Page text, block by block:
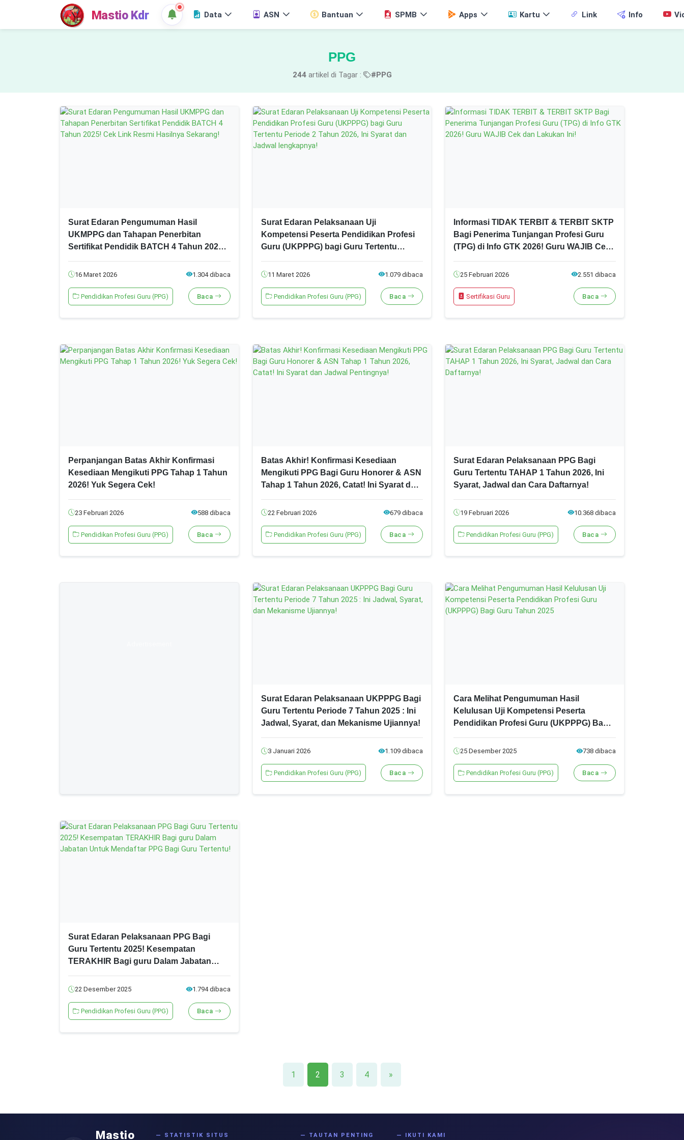
Mastio Kdr Data ASN Bantuan SPMB Apps Kartu Link Info
PPG
244artikel di Tagar : #PPG
Surat Edaran Pengumuman Hasil
UKMPPG dan Tahapan Penerbitan
Sertifikat Pendidik BATCH 4 Tahun 2025!
16 Maret 2026 1.304 dibaca
Pendidikan Profesi Guru (PPG) Baca
Surat Edaran Pelaksanaan Uji
Kompetensi Peserta Pendidikan Profesi
Guru (UKPPPG) bagi Guru Tertentu
Jadwal lengkapnya!
11 Maret 2026 1.079 dibaca
Pendidikan Profesi Guru (PPG) Baca
Informasi TIDAK TERBIT & TERBIT SKTP
Bagi Penerima Tunjangan Profesi Guru
(TPG) di Info GTK 2026! Guru WAJIB Cek
25 Februari 2026 2.551 dibaca
Sertifikasi Guru Baca
Perpanjangan Batas Akhir Konfirmasi
Kesediaan Mengikuti PPG Tahap 1 Tahun
2026! Yuk Segera Cek!
23 Februari 2026 588 dibaca
Pendidikan Profesi Guru (PPG) Baca
Batas Akhir! Konfirmasi Kesediaan
Mengikuti PPG Bagi Guru Honorer & ASN
Tahap 1 Tahun 2026, Catat! Ini Syarat dan
22 Februari 2026 679 dibaca
Pendidikan Profesi Guru (PPG) Baca
Surat Edaran Pelaksanaan PPG Bagi
Guru Tertentu TAHAP 1 Tahun 2026, Ini
Syarat, Jadwal dan Cara Daftarnya!
19 Februari 2026 10.368 dibaca
Pendidikan Profesi Guru (PPG) Baca
Surat Edaran Pelaksanaan UKPPPG Bagi
Guru Tertentu Periode 7 Tahun 2025 : Ini
Jadwal, Syarat, dan Mekanisme Ujiannya!
3 Januari 2026 1.109 dibaca
Pendidikan Profesi Guru (PPG) Baca
Cara Melihat Pengumuman Hasil
Kelulusan Uji Kompetensi Peserta
Pendidikan Profesi Guru (UKPPPG) Bagi
25 Desember 2025 738 dibaca
Pendidikan Profesi Guru (PPG) Baca
Surat Edaran Pelaksanaan PPG Bagi
Guru Tertentu 2025! Kesempatan
TERAKHIR Bagi guru Dalam Jabatan
22 Desember 2025 1.794 dibaca
Pendidikan Profesi Guru (PPG) Baca
1 2 3 4 »
Mastio — STATISTIK SITUS — TAUTAN PENTING — IKUTI KAMI